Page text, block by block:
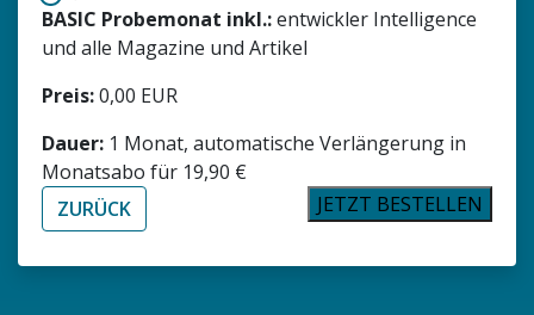
BASIC Probemonat inkl.:entwickler Intelligence
und alle Magazine und Artikel
Preis:0,00 EUR
Dauer: 1 Monat, automatische Verlängerung in
Monatsabo für 19,90 €
ZURÜCK
JETZT BESTELLEN